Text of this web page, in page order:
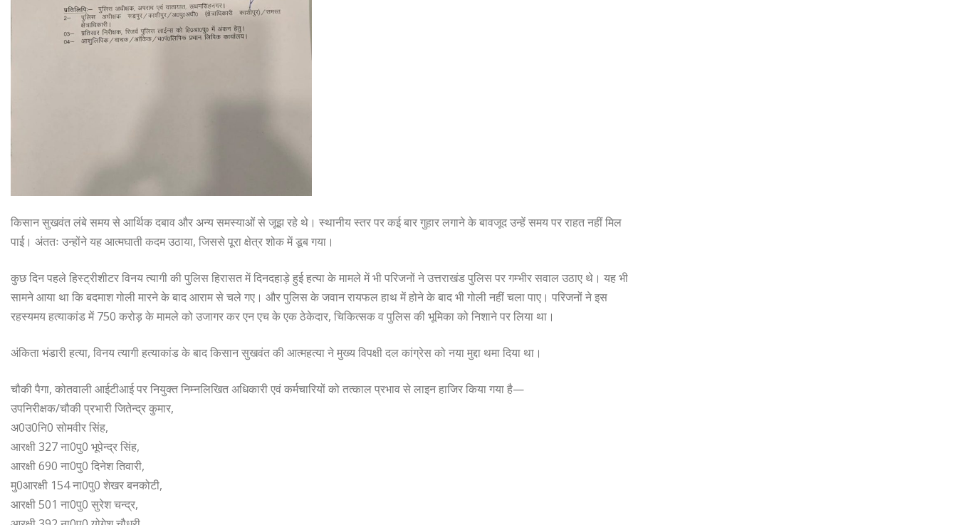
किसान सुखवंत लंबे समय से आर्थिक दबाव और अन्य समस्याओं से जूझ रहे थे। स्थानीय स्तर पर कई बार गुहार लगाने के बावजूद उन्हें समय पर राहत नहीं मिल
पाई। अंततः उन्होंने यह आत्मघाती कदम उठाया, जिससे पूरा क्षेत्र शोक में डूब गया।
कुछ दिन पहले हिस्ट्रीशीटर विनय त्यागी की पुलिस हिरासत में दिनदहाड़े हुई हत्या के मामले में भी परिजनों ने उत्तराखंड पुलिस पर गम्भीर सवाल उठाए थे। यह भी
सामने आया था कि बदमाश गोली मारने के बाद आराम से चले गए। और पुलिस के जवान रायफल हाथ में होने के बाद भी गोली नहीं चला पाए। परिजनों ने इस
रहस्यमय हत्याकांड में 750 करोड़ के मामले को उजागर कर एन एच के एक ठेकेदार, चिकित्सक व पुलिस की भूमिका को निशाने पर लिया था।
अंकिता भंडारी हत्या, विनय त्यागी हत्याकांड के बाद किसान सुखवंत की आत्महत्या ने मुख्य विपक्षी दल कांग्रेस को नया मुद्दा थमा दिया था।
चौकी पैगा, कोतवाली आईटीआई पर नियुक्त निम्नलिखित अधिकारी एवं कर्मचारियों को तत्काल प्रभाव से लाइन हाजिर किया गया है—
उपनिरीक्षक/चौकी प्रभारी जितेन्द्र कुमार,
अ0उ0नि0 सोमवीर सिंह,
आरक्षी 327 ना0पु0 भूपेन्द्र सिंह,
आरक्षी 690 ना0पु0 दिनेश तिवारी,
मु0आरक्षी 154 ना0पु0 शेखर बनकोटी,
आरक्षी 501 ना0पु0 सुरेश चन्द्र,